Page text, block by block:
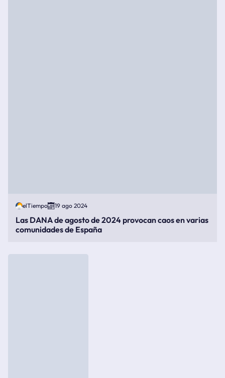
elTiempo 19 ago 2024
Las DANA de agosto de 2024 provocan caos en varias
comunidades de España